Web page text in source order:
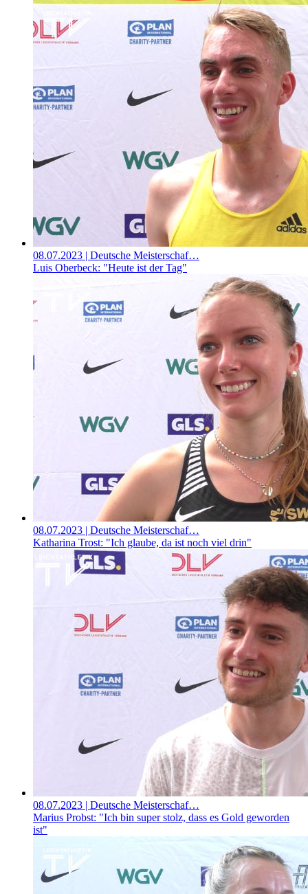
08.07.2023 | Deutsche Meisterschaf…
Luis Oberbeck: "Heute ist der Tag"
08.07.2023 | Deutsche Meisterschaf…
Katharina Trost: "Ich glaube, da ist noch viel drin"
08.07.2023 | Deutsche Meisterschaf…
Marius Probst: "Ich bin super stolz, dass es Gold geworden
ist"